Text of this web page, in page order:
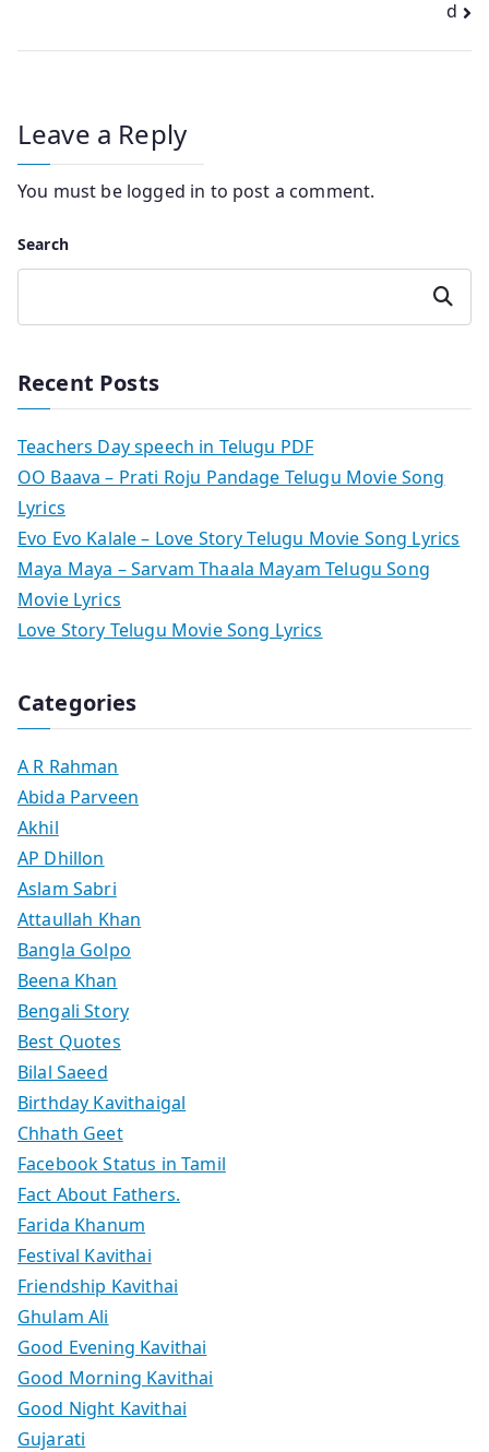
d
Leave a Reply
You must be logged in to post a comment.
Search
Search
Recent Posts
Teachers Day speech in Telugu PDF
OO Baava – Prati Roju Pandage Telugu Movie Song
Lyrics
Evo Evo Kalale – Love Story Telugu Movie Song Lyrics
Maya Maya – Sarvam Thaala Mayam Telugu Song
Movie Lyrics
Love Story Telugu Movie Song Lyrics
Categories
A R Rahman
Abida Parveen
Akhil
AP Dhillon
Aslam Sabri
Attaullah Khan
Bangla Golpo
Beena Khan
Bengali Story
Best Quotes
Bilal Saeed
Birthday Kavithaigal
Chhath Geet
Facebook Status in Tamil
Fact About Fathers.
Farida Khanum
Festival Kavithai
Friendship Kavithai
Ghulam Ali
Good Evening Kavithai
Good Morning Kavithai
Good Night Kavithai
Gujarati